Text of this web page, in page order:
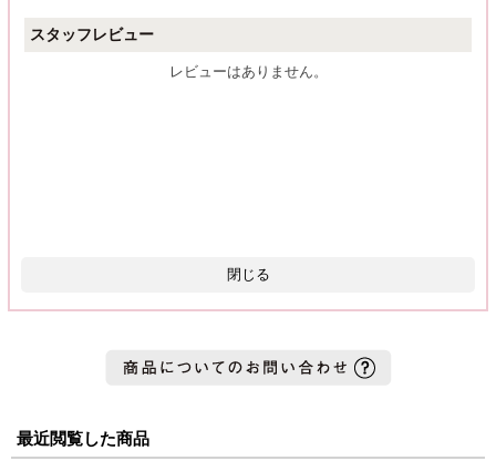
スタッフレビュー
レビューはありません。
閉じる
最近閲覧した商品